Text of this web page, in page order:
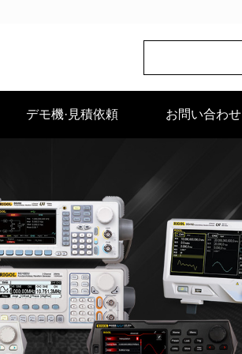
デモ機·見積依頼 お問い合わせ